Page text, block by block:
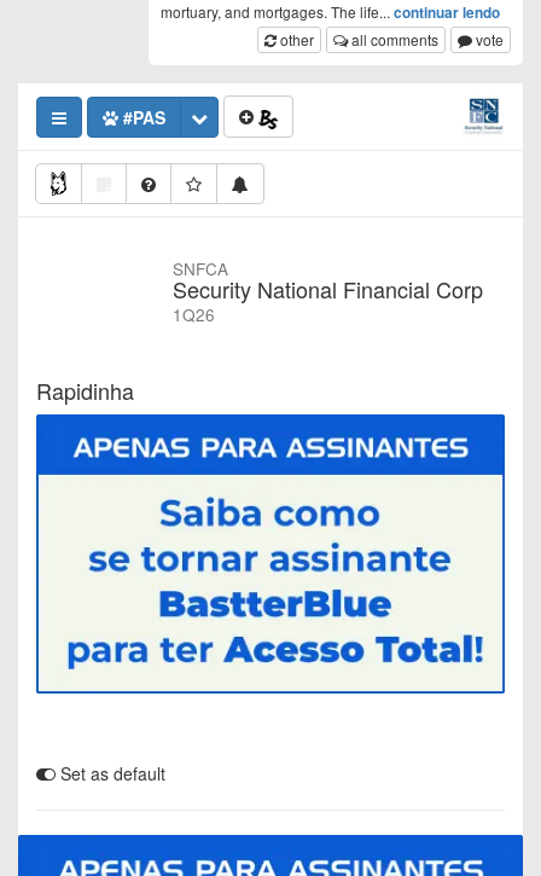
mortuary, and mortgages. The life...continuar lendo
other
all comments vote
#PAS
SNFCA
Security National Financial Corp
1Q26
Rapidinha
Set as default